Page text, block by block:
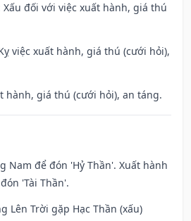
Xấu đối với việc xuất hành, giá thú
việc xuất hành, giá thú (cưới hỏi),
hành, giá thú (cưới hỏi), an táng.
Nam để đón 'Hỷ Thần'. Xuất hành
'Tài Thần'.
Lên Trời gặp Hạc Thần (xấu)